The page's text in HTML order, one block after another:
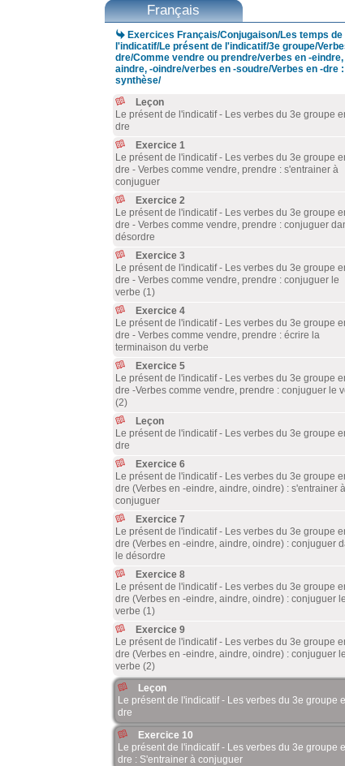
Français
 Exercices Français/Conjugaison/Les temps de
l'indicatif/Le présent de l'indicatif/3e groupe/
dre/Comme vendre ou prendre/verbes en -eindre,
aindre, -oindre/verbes en -soudre/Verbes en -dre :
synthèse/
Leçon
Le présent de l'indicatif - Les verbes du 3e groupe
dre
Exercice 1
Le présent de l'indicatif - Les verbes du 3e groupe
dre - Verbes comme vendre, prendre : s'entrainer à
conjuguer
Exercice 2
Le présent de l'indicatif - Les verbes du 3e groupe
dre - Verbes comme vendre, prendre : conjuguer
désordre
Exercice 3
Le présent de l'indicatif - Les verbes du 3e groupe
dre - Verbes comme vendre, prendre : conjuguer le
verbe (1)
Exercice 4
Le présent de l'indicatif - Les verbes du 3e groupe
dre - Verbes comme vendre, prendre : écrire la
terminaison du verbe
Exercice 5
Le présent de l'indicatif - Les verbes du 3e groupe
dre -Verbes comme vendre, prendre : conjuguer le
(2)
Leçon
Le présent de l'indicatif - Les verbes du 3e groupe
dre
Exercice 6
Le présent de l'indicatif - Les verbes du 3e groupe
dre (Verbes en -eindre, aindre, oindre) : s'entrainer à
conjuguer
Exercice 7
Le présent de l'indicatif - Les verbes du 3e groupe
dre (Verbes en -eindre, aindre, oindre) : conjuguer
le désordre
Exercice 8
Le présent de l'indicatif - Les verbes du 3e groupe
dre (Verbes en -eindre, aindre, oindre) : conjuguer le
verbe (1)
Exercice 9
Le présent de l'indicatif - Les verbes du 3e groupe
dre (Verbes en -eindre, aindre, oindre) : conjuguer le
verbe (2)
Leçon
Le présent de l'indicatif - Les verbes du 3e groupe
dre
Exercice 10
Le présent de l'indicatif - Les verbes du 3e groupe
dre : S'entrainer à conjuguer